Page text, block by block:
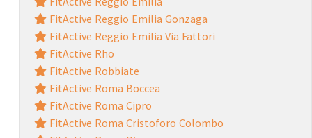
FitActive Reggio Emilia Gonzaga
FitActive Reggio Emilia Via Fattori
FitActive Rho
FitActive Robbiate
FitActive Roma Boccea
FitActive Roma Cipro
FitActive Roma Cristoforo Colombo